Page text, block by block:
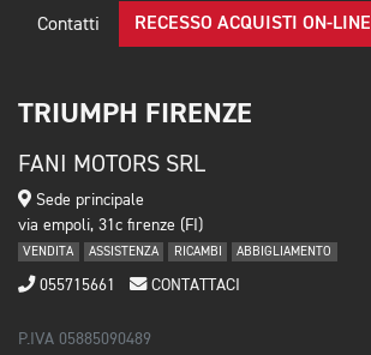
Contatti RECESSO ACQUISTI ON-LINE
TRIUMPH FIRENZE
FANI MOTORS SRL
Sede principale
via empoli, 31c firenze (FI)
VENDITA ASSISTENZA RICAMBI ABBIGLIAMENTO
055715661 CONTATTACI
P.IVA 05885090489